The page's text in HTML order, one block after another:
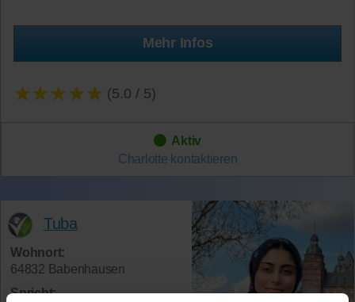
Mehr Infos
★★★★★ (5.0 / 5)
Aktiv
Charlotte kontaktieren
Tuba
Wohnort:
64832 Babenhausen
Spricht: